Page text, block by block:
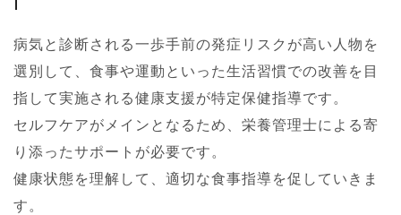
病気と診断される一歩手前の発症リスクが高い人物を
選別して、食事や運動といった生活習慣での改善を目
指して実施される健康支援が特定保健指導です。
セルフケアがメインとなるため、栄養管理士による寄
り添ったサポートが必要です。
健康状態を理解して、適切な食事指導を促していきま
す。